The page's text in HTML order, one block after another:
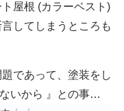
屋根 (カラーベスト)
してしまうところも
であって、塗装をし
いから 』との事…